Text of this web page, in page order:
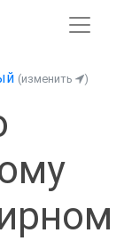
(изменить )